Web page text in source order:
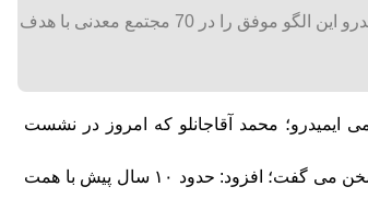
سازی معدن و صنایع معدنی در ایران است و ایمیدرو این الگو موفق را در 70 مجتمع معدنی با هدف
ایمیدرو؛ محمد آقاجانلو که امروز در نشست
پایش وضعیت مجتمع سرب و روی مهدی آباد سخن می گفت؛ افزود: حدود ۱۰ سال پیش با همت